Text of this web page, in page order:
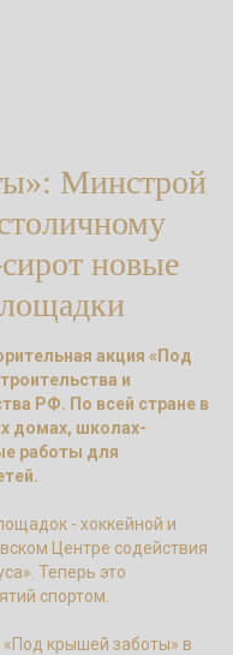
Минстрой
новые
акция «Под
и
РФ. По всей стране в
домах, школах-
работы для
- хоккейной и
Центре содействия
Теперь это
спортом.
крышей заботы» в